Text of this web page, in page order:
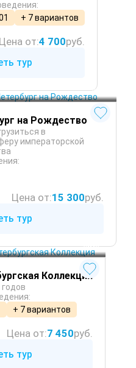
+ 7 вариантов
Цена от:4 700руб.
тур
Зима
на Рождество
в
императорской
Цена от:15 300руб.
тур
Зима
Коллекция
+ 7 вариантов
Цена от:7 450руб.
тур